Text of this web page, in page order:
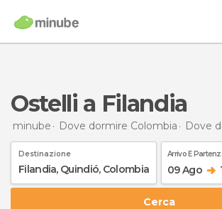
Ostelli a Filandia
minube Dove dormire Colombia Dove
Destinazione Arrivo E
09 Ago
Cerca